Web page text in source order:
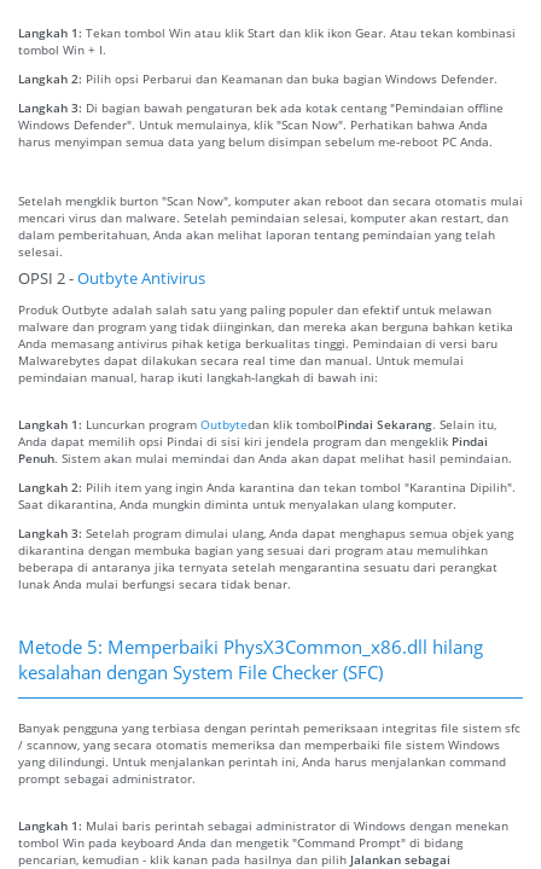
Langkah 1: Tekan tombol Win atau klik Start dan klik ikon Gear. Atau tekan kombinasi
tombol Win + I.
Langkah 2: Pilih opsi Perbarui dan Keamanan dan buka bagian Windows Defender.
Langkah 3: Di bagian bawah pengaturan bek ada kotak centang "Pemindaian offline
Windows Defender". Untuk memulainya, klik "Scan Now". Perhatikan bahwa Anda
harus menyimpan semua data yang belum disimpan sebelum me-reboot PC Anda.
Setelah mengklik burton "Scan Now", komputer akan reboot dan secara otomatis mulai
mencari virus dan malware. Setelah pemindaian selesai, komputer akan restart, dan
dalam pemberitahuan, Anda akan melihat laporan tentang pemindaian yang telah
selesai.
OPSI 2 -Outbyte Antivirus
Produk Outbyte adalah salah satu yang paling populer dan efektif untuk melawan
malware dan program yang tidak diinginkan, dan mereka akan berguna bahkan ketika
Anda memasang antivirus pihak ketiga berkualitas tinggi. Pemindaian di versi baru
Malwarebytes dapat dilakukan secara real time dan manual. Untuk memulai
pemindaian manual, harap ikuti langkah-langkah di bawah ini:
Langkah 1: Luncurkan program Outbytedan klik tombolPindai Sekarang. Selain itu,
Anda dapat memilih opsi Pindai di sisi kiri jendela program dan mengeklik Pindai
Penuh. Sistem akan mulai memindai dan Anda akan dapat melihat hasil pemindaian.
Langkah 2: Pilih item yang ingin Anda karantina dan tekan tombol "Karantina Dipilih".
Saat dikarantina, Anda mungkin diminta untuk menyalakan ulang komputer.
Langkah 3: Setelah program dimulai ulang, Anda dapat menghapus semua objek yang
dikarantina dengan membuka bagian yang sesuai dari program atau memulihkan
beberapa di antaranya jika ternyata setelah mengarantina sesuatu dari perangkat
lunak Anda mulai berfungsi secara tidak benar.
Metode 5: Memperbaiki PhysX3Common_x86.dll hilang
kesalahan dengan System File Checker (SFC)
Banyak pengguna yang terbiasa dengan perintah pemeriksaan integritas file sistem sfc
/ scannow, yang secara otomatis memeriksa dan memperbaiki file sistem Windows
yang dilindungi. Untuk menjalankan perintah ini, Anda harus menjalankan command
prompt sebagai administrator.
Langkah 1: Mulai baris perintah sebagai administrator di Windows dengan menekan
tombol Win pada keyboard Anda dan mengetik "Command Prompt" di bidang
pencarian, kemudian - klik kanan pada hasilnya dan pilih Jalankan sebagai